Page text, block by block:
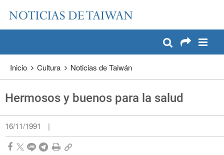
Pase a contenido principal
Inicio Cultura Noticias de Taiwán
Hermosos y buenos para la salud
16/11/1991 |